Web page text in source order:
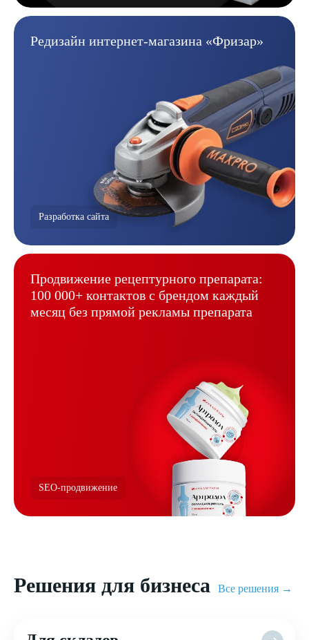
Редизайн интернет-магазина «Фризар»
Разработка сайта
Продвижение рецептурного препарата:
100 000+ контактов с брендом каждый
месяц без прямой рекламы препарата
SEO-продвижение
Решения для бизнеса Все решения →